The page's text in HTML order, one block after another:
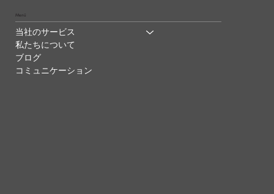
Menü
当社のサービス
私たちについて
ブログ
コミュニケーション